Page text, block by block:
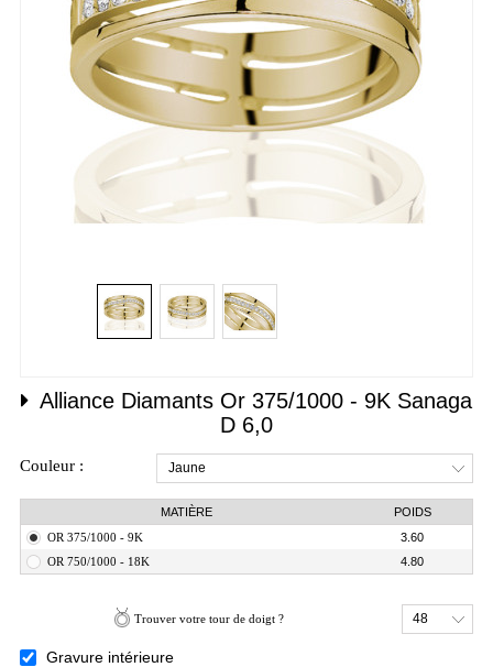
Alliance Diamants Or 375/1000 - 9K Sanaga
D 6,0
Couleur : Jaune
MATIÈRE
POIDS
OR 375/1000 - 9K
3.60
OR 750/1000 - 18K
4.80
Trouver votre tour de doigt ? 48
Gravure intérieure